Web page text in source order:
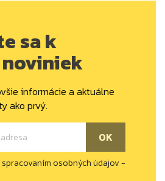
sa k
informácie a aktuálne
ako prvý.
osobných údajov -